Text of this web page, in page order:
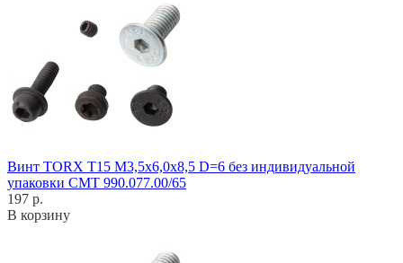
Винт TORX T15 M3,5x6,0x8,5 D=6 без индивидуальной
упаковки CMT 990.077.00/65
197 р.
В корзину